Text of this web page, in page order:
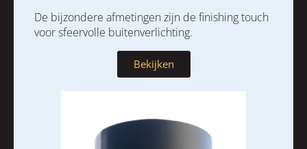
De bijzondere afmetingen zijn de finishing touch
voor sfeervolle buitenverlichting.
Bekijken